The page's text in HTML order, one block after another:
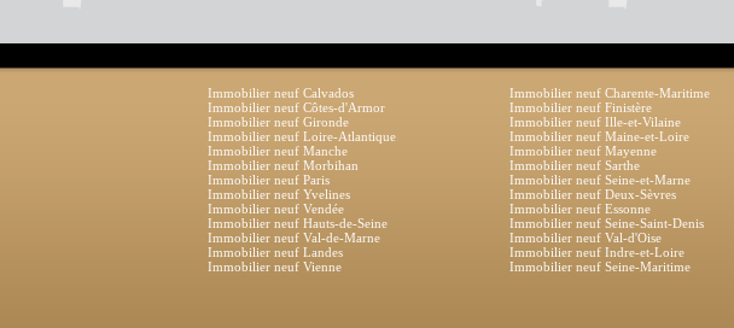
Immobilier neuf Calvados
Immobilier neuf Charente-Maritime
Immobilier neuf Côtes-d'Armor
Immobilier neuf Finistère
Immobilier neuf Gironde
Immobilier neuf Ille-et-Vilaine
Immobilier neuf Loire-Atlantique
Immobilier neuf Maine-et-Loire
Immobilier neuf Manche
Immobilier neuf Mayenne
Immobilier neuf Morbihan
Immobilier neuf Sarthe
Immobilier neuf Paris
Immobilier neuf Seine-et-Marne
Immobilier neuf Yvelines
Immobilier neuf Deux-Sèvres
Immobilier neuf Vendée
Immobilier neuf Essonne
Immobilier neuf Hauts-de-Seine
Immobilier neuf Seine-Saint-Denis
Immobilier neuf Val-de-Marne
Immobilier neuf Val-d'Oise
Immobilier neuf Landes
Immobilier neuf Indre-et-Loire
Immobilier neuf Vienne
Immobilier neuf Seine-Maritime